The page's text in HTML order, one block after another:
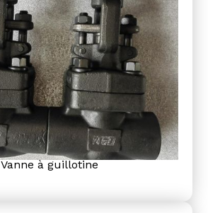
Vanne à guillotine